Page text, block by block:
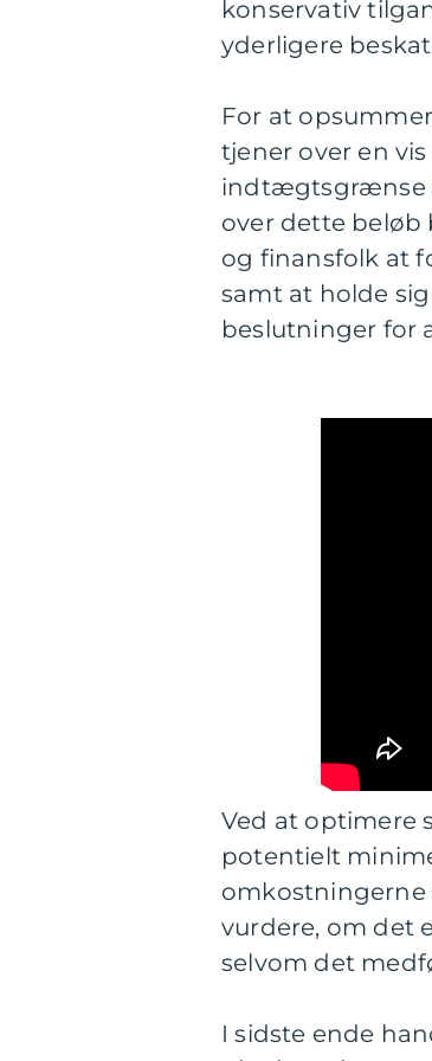
konservativ
yderligere
For at
tjener over en
indtægtsgrænse
over dette beløb
og finansfolk at
samt at holde
beslutninger for
Ved at optimere
potentielt
vurdere, om det
selvom det
I sidste ende